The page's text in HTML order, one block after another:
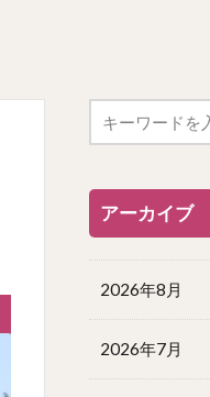
アーカイブ
2026年8月
2026年7月